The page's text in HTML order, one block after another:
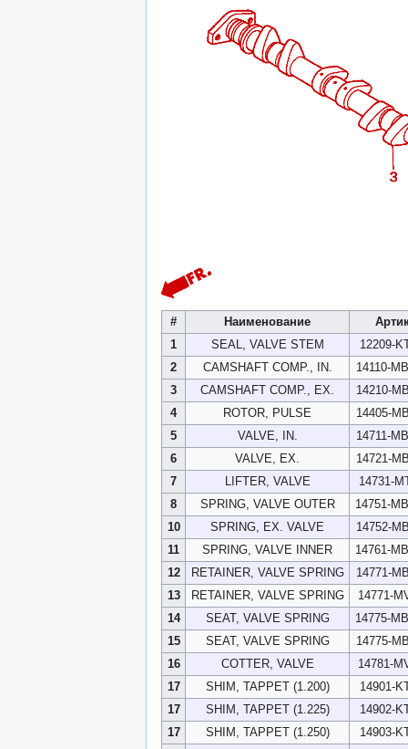
# Наименование
1
SEAL, VALVE STEM
12209-
2
CAMSHAFT COMP., IN.
14110-
3
CAMSHAFT COMP., EX.
14210-
4
ROTOR, PULSE
14405-
5
VALVE, IN.
14711-
6
VALVE, EX.
14721-
7
LIFTER, VALVE
14731-
8
SPRING, VALVE OUTER
14751-
10
SPRING, EX. VALVE
14752-
11
SPRING, VALVE INNER
14761-
12
RETAINER, VALVE SPRING
14771-
13
RETAINER, VALVE SPRING
14771-
14
SEAT, VALVE SPRING
14775-
15
SEAT, VALVE SPRING
14775-
16
COTTER, VALVE
14781-
17
SHIM, TAPPET (1.200)
14901-
17
SHIM, TAPPET (1.225)
14902-
17
SHIM, TAPPET (1.250)
14903-